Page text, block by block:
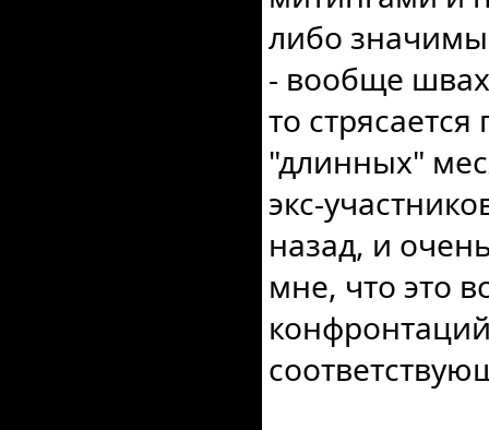
либо
- вообще
то
"длинных"
экс-
назад, и
мне, что это